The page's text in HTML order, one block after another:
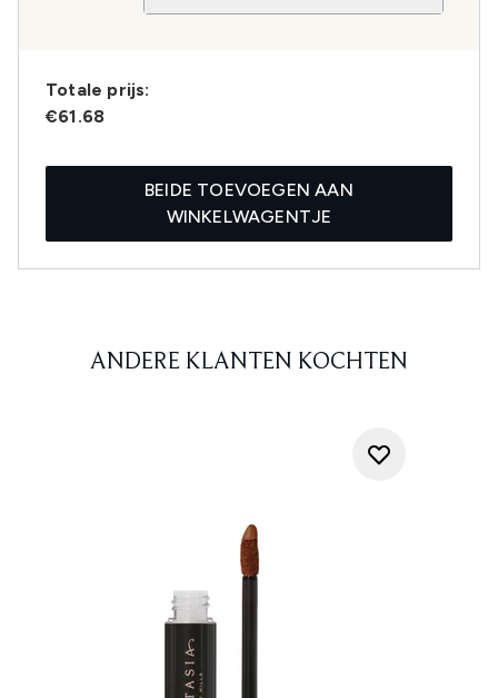
Totale prijs:
€61.68
BEIDE TOEVOEGEN AAN
WINKELWAGENTJE
ANDERE KLANTEN KOCHTEN